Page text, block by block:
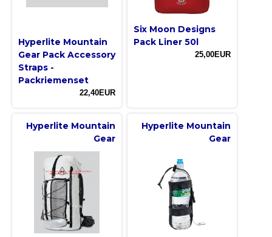
Hyperlite Mountain
Gear Pack Accessory
Straps -
Packriemenset
22,40EUR
Six Moon Designs
Pack Liner 50l
25,00EUR
Hyperlite Mountain
Gear
Hyperlite Mountain
Gear